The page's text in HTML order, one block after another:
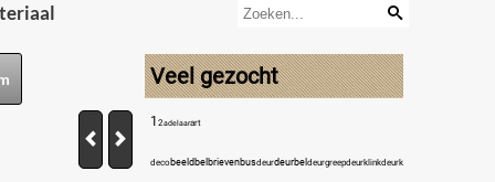
Veel gezocht
1 2adelaarart
decobeeld bel brievenbusdeurdeurbel deurgreepdeurklinkdeurklopper